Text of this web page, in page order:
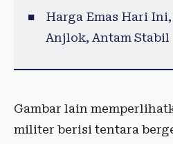
Harga Emas Hari
Anjlok, Antam Stabil
Gambar lain
militer berisi tentara